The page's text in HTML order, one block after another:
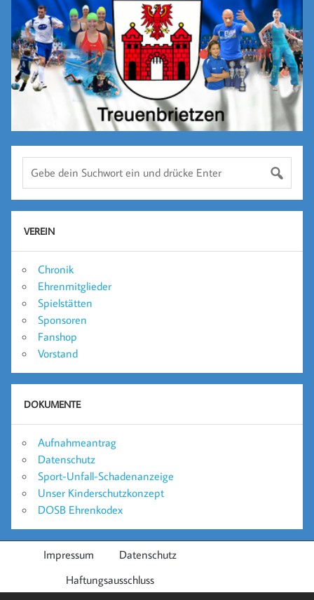
VEREIN
Chronik
Ehrenmitglieder
Spielstätten
Sponsoren
Fanshop
Vorstand
DOKUMENTE
Aufnahmeantrag
Datenschutz
Sport-Unfall-Schadenanzeige
Unser Kinderschutzkonzept
DOSB Ehrenkodex
Impressum
Datenschutz
Haftungsausschluss